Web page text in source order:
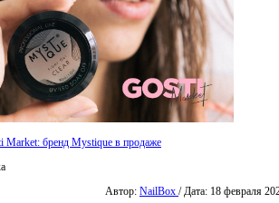
Market: бренд Mystique в продаже
Автор: NailBox / Дата: 18 февраля